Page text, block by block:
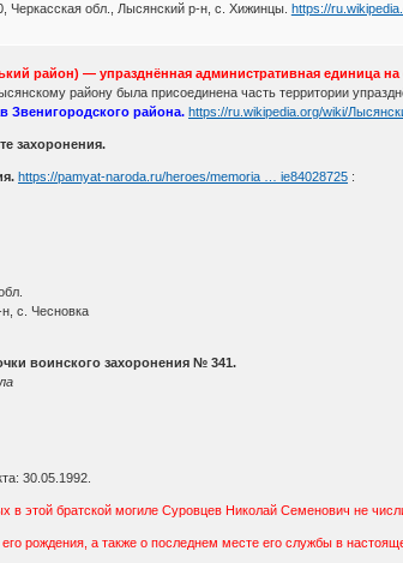
Черкасская обл., Лысянский р-н, с. Хижинцы. https://
район) — упразднённая административная единица
району была присоединена часть территории
Звенигородского района. https://ru.wikipedia.org/wiki/
захоронения.
https://pamyat-naroda.ru/heroes/memoria … ie84028725 :
с. Чесновка
воинского захоронения № 341.
30.05.1992.
в этой братской могиле Суровцев Николай Семенович не
рождения, а также о последнем месте его службы в